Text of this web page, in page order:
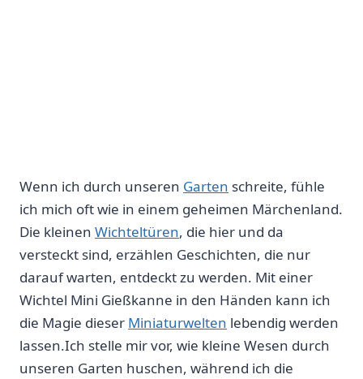
Wenn ich durch unseren ‌ Garten schreite,​ fühle
ich mich oft ⁤wie in einem geheimen Märchenland.‍
Die kleinen Wichteltüren, ‍die hier und da​
versteckt‌ sind, erzählen ​Geschichten, die nur
darauf warten, entdeckt⁢ zu werden. Mit⁢ einer
Wichtel ‌Mini‍ Gießkanne in ⁢den Händen kann⁤ ich
die⁤ Magie dieser ​ Miniaturwelten lebendig werden ​
lassen.Ich stelle mir vor, wie kleine⁣ Wesen durch
unseren Garten huschen, während ich ‍die⁤